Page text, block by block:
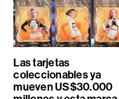
Las tarjetas
coleccionables ya
mueven US$30.000